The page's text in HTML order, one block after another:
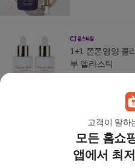
고객이 말하
모든 홈쇼
앱에서 최
1+1 쫀쫀영양 콜라겐 펩타이드 앰플 50+50ml /피
부 엘라스틱
[레디] 미엘 스피
관리
70,000원